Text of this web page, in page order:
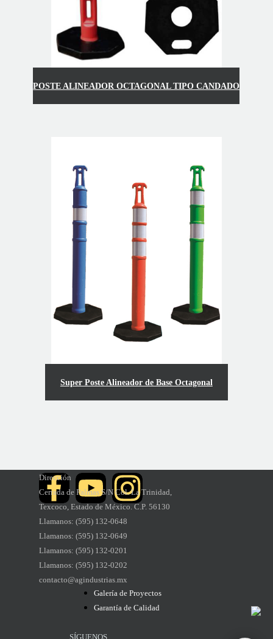
POSTE ALINEADOR OCTAGONAL TIPO CANDADO
Super Poste Alineador de Base Octagonal
Dirección
Cerrada de Palmas S/N Col. La Trinidad,
Texcoco, Estado de México. C.P. 56130
Llamanos: (595) 132-0648
Llamanos: (595) 132-0649
Llamanos: (595) 132-0201
Llamanos: (595) 132-0202
contacto@agindustrias.mx
Galería de Proyectos
Garantía de Calidad
SÍGUENOS